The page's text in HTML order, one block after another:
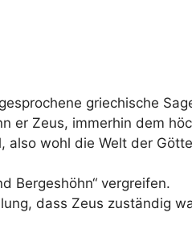
griechische
er Zeus, immerhin dem
also wohl die Welt der
Bergeshöhn“ vergreifen.
dass Zeus zuständig